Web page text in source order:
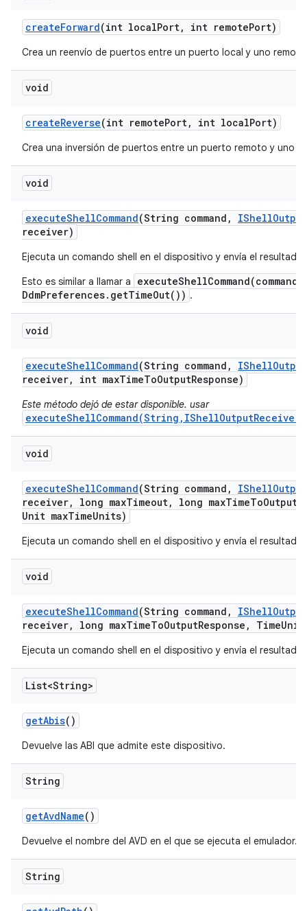
createForward(int localPort, int remotePort)
Crea un reenvío de puertos entre un puerto local y uno
void
createReverse(int remotePort, int localPort)
Crea una inversión de puertos entre un puerto remoto y uno
void
executeShellCommand(String command , IShellOutput
receiver)
Ejecuta un comando shell en el dispositivo y envía el
Esto es similar a llamar a
DdmPreferences.getTimeOut()) .
void
executeShellCommand(String command , IShellOutput
receiver, int maxTimeToOutputResponse)
Este método dejó de estar disponible. usar
void
executeShellCommand(String command , IShellOutput
receiver, long maxTimeout, long maxTimeToOutput
Unit maxTimeUnits)
Ejecuta un comando shell en el dispositivo y envía el
void
executeShellCommand(String command , IShellOutput
receiver, long maxTimeToOutputResponse , TimeUnit
Ejecuta un comando shell en el dispositivo y envía el
List<String>
getAbis()
Devuelve las ABI que admite este dispositivo.
String
getAvdName()
Devuelve el nombre del AVD en el que se ejecuta el emulador.
String